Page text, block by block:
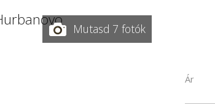
Mutasd 7 fotók
Ár